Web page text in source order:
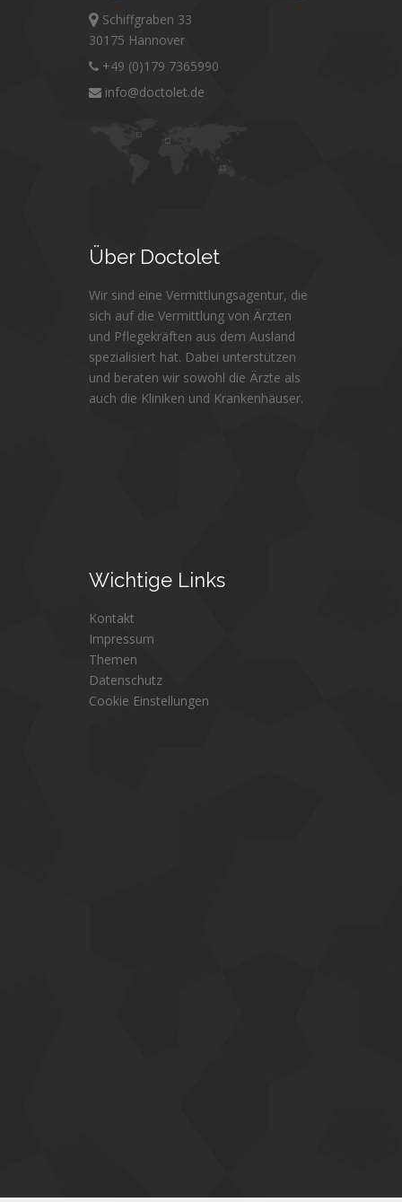
Schiffgraben 33
30175 Hannover
+49 (0)179 7365990
info@doctolet.de
ÜberDoctolet
Wir sind eine Vermittlungsagentur, die
sich auf die Vermittlung von Ärzten
und Pflegekräften aus dem Ausland
spezialisiert hat. Dabei unterstützen
und beraten wir sowohl die Ärzte als
auch die Kliniken und Krankenhäuser.
Wichtige Links
Kontakt
Impressum
Themen
Datenschutz
Cookie Einstellungen